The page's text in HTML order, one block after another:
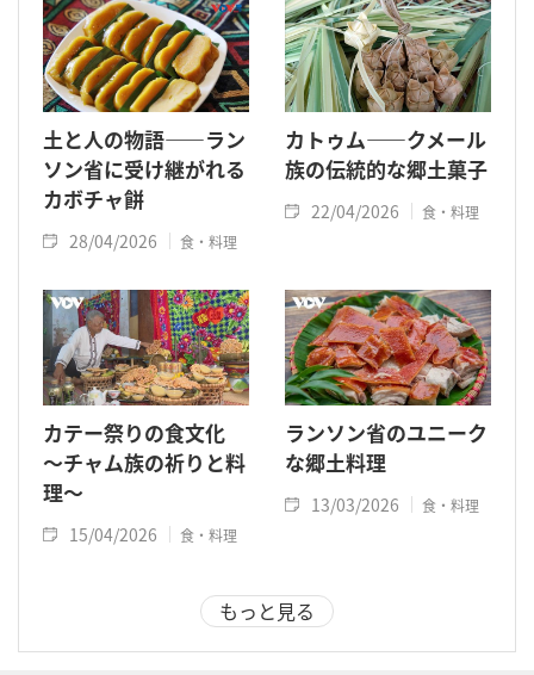
土と人の物語――ラン
ソン省に受け継がれる
カボチャ餅
28/04/2026 食・料理
カトゥム――クメール
族の伝統的な郷土菓子
22/04/2026 食・料理
カテー祭りの食文化
～チャム族の祈りと料
理～
15/04/2026 食・料理
ランソン省のユニーク
な郷土料理
13/03/2026 食・料理
もっと見る